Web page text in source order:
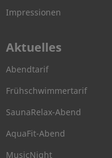
Impressionen
Aktuelles
Abendtarif
Frühschwimmertarif
SaunaRelax-Abend
AquaFit-Abend
MusicNight